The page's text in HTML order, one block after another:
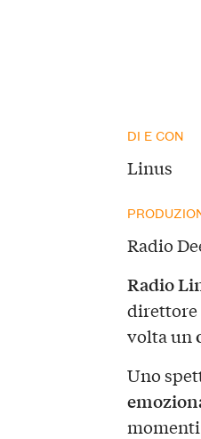
DI E CON
Linus
Radio
Radio
direttore
volta un
Uno